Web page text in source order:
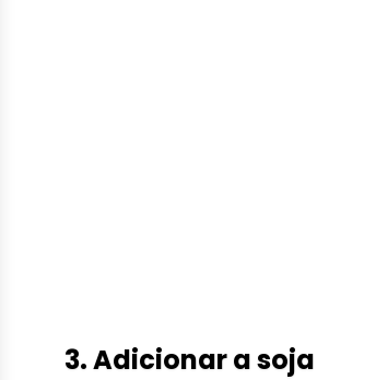
3. Adicionar a soja